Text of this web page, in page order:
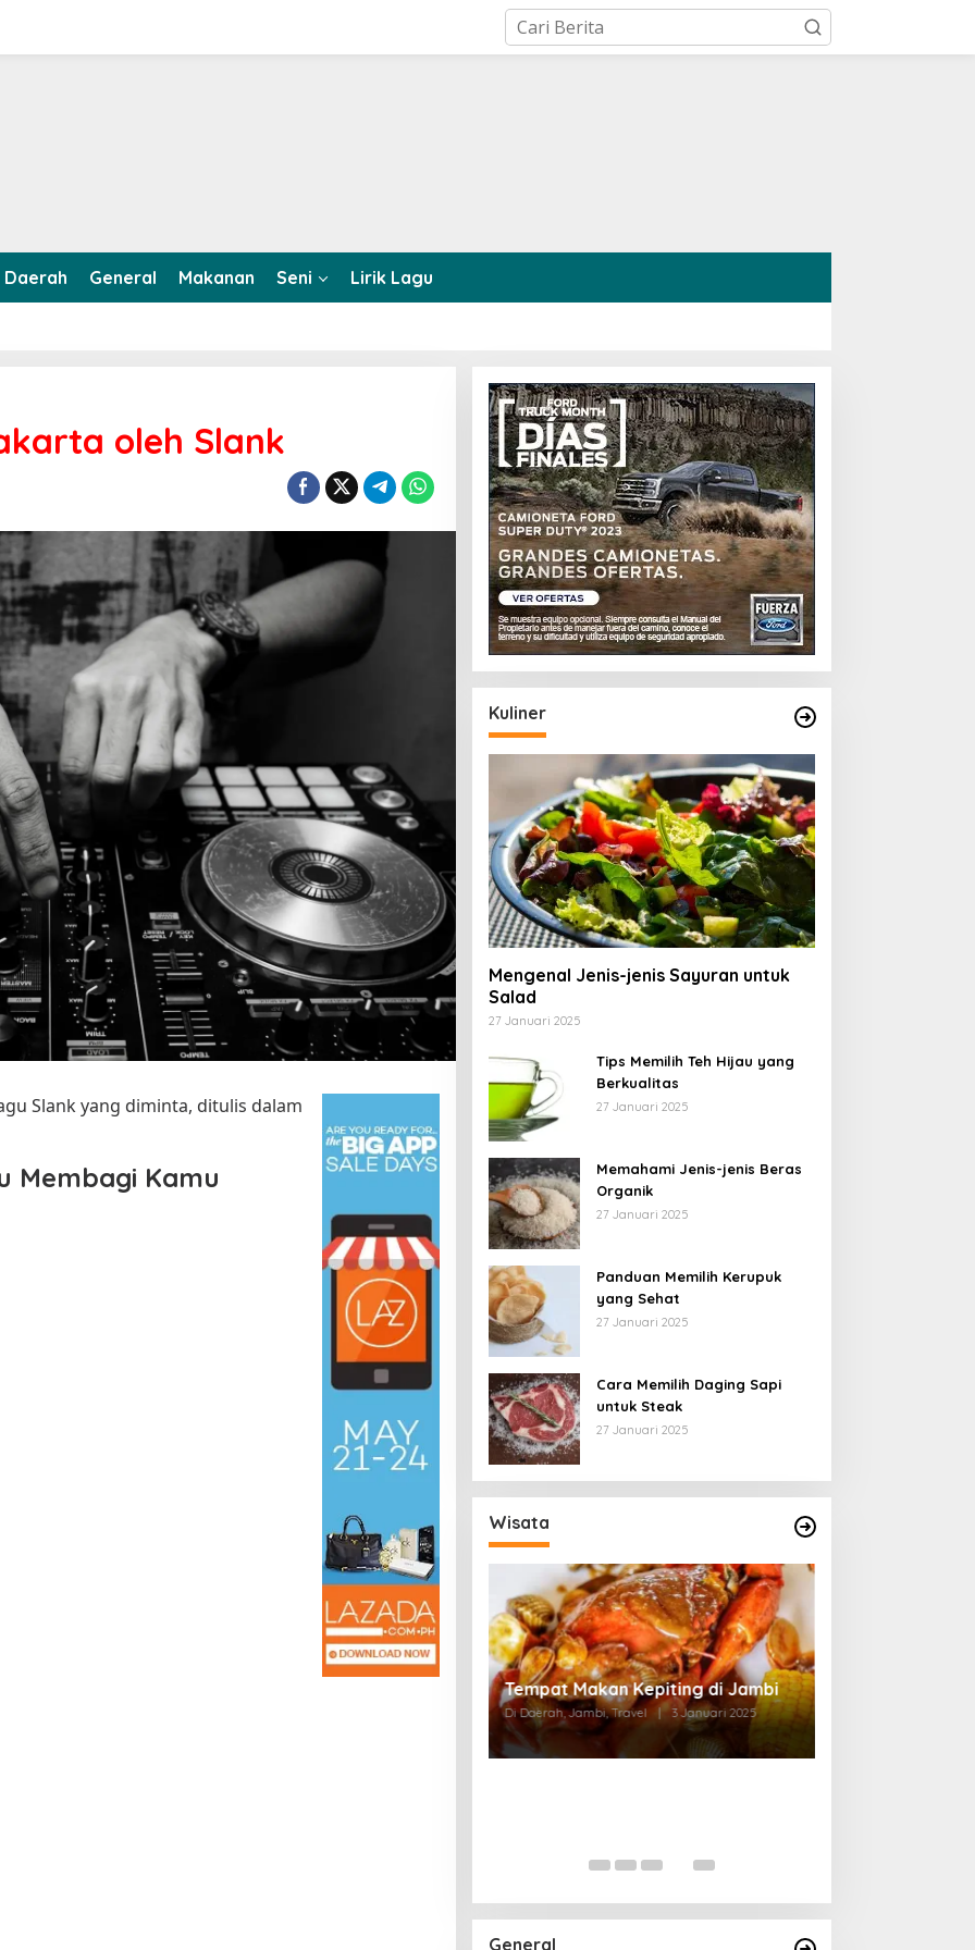
Daerah General Makanan Seni Lirik Lagu
oleh Slank
Slank yang diminta, ditulis dalam
Membagi Kamu
Kuliner
Mengenal Jenis-jenis Sayuran untuk
Salad
27 Januari 2025
Tips Memilih Teh Hijau yang
Berkualitas
27 Januari 2025
Memahami Jenis-jenis Beras
Organik
27 Januari 2025
Panduan Memilih Kerupuk
yang Sehat
27 Januari 2025
Cara Memilih Daging Sapi
untuk Steak
27 Januari 2025
Wisata
Tempat Makan di Thehok Jambi
Di Daerah, Jambi, Travel | 3 Januari 2025
General